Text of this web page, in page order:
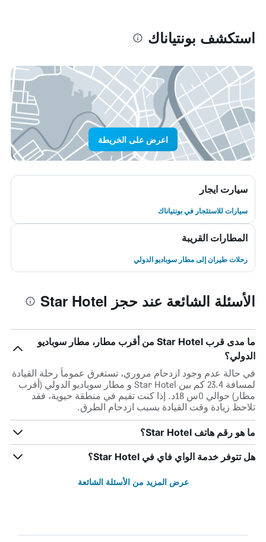
استكشف بونتياناك
اعرض على الخريطة
سيارت ايجار
سيارات للاستئجار في بونتياناك
المطارات القريبة
رحلات طيران إلى مطار سوباديو الدولي
الأسئلة الشائعة عند حجز Star Hotel
ما مدى قرب Star Hotel من أقرب مطار، مطار سوباديو
الدولي؟
في حالة عدم وجود ازدحام مروري، تستغرق عموماً رحلة القيادة
لمسافة 23.4 كم بين Star Hotel و مطار سوباديو الدولي (أقرب
مطار) حوالي 0س 18د. إذا كنت تقيم في منطقة حيوية، فقد
تلاحظ زيادة وقت القيادة بسبب ازدحام الطرق.
ما هو رقم هاتف Star Hotel؟
هل تتوفر خدمة الواي فاي في Star Hotel؟
عرض المزيد من الأسئلة الشائعة